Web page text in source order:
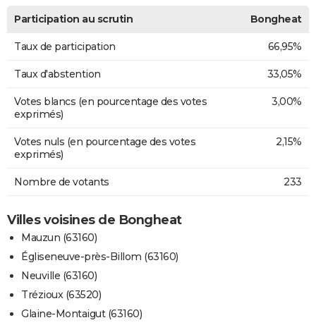
Participation au scrutin Bongheat
Taux de participation 66,95%
Taux d'abstention 33,05%
Votes blancs (en pourcentage des votes
exprimés)
3,00%
Votes nuls (en pourcentage des votes
exprimés)
2,15%
Nombre de votants 233
Villes voisines de Bongheat
Mauzun (63160)
Égliseneuve-près-Billom (63160)
Neuville (63160)
Trézioux (63520)
Glaine-Montaigut (63160)